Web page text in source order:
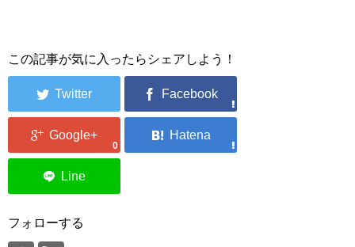
この記事が気に入ったらシェアしよう！
0
フォローする